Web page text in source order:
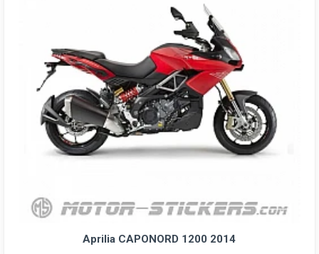
Aprilia CAPONORD 1200 2014